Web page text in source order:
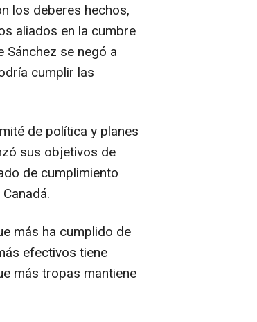
los deberes hechos,
aliados en la cumbre
Sánchez se negó a
cumplir las
de política y planes
sus objetivos de
de cumplimiento
más ha cumplido de
efectivos tiene
más tropas mantiene